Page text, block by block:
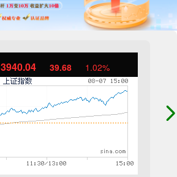
3940.04 39.68 1.02%